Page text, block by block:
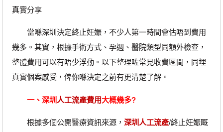
真實分享
當喺深圳決定終止妊娠，不少人第一時間會估唔到費用
幾多。其實，根據手術方式、孕週、醫院類型同額外檢查，
整體費用可以有唔少浮動。以下整理咗常見收費區間，同埋
真實個案感受，俾你喺決定之前有更清楚了解。
一、深圳 人工流產費用大概幾多?
根據多個公開醫療資訊來源， 深圳人工流產/終止妊娠嘅